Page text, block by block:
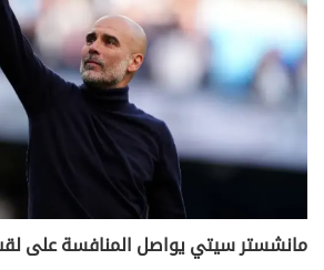
مانشستر سيتي يواصل المنافسة على لقب